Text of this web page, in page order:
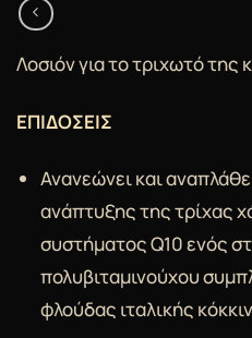
Λοσιόν για το τριχωτό της
ΕΠΙΔΟΣΕΙΣ
Ανανεώνει και
ανάπτυξης της τρίχας
συστήματος Q10 ενός
πολυβιταμινούχου
φλούδας ιταλικής